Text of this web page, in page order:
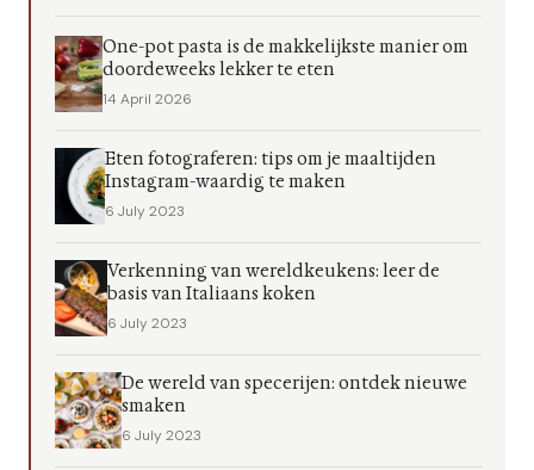
One-pot pasta is de makkelijkste manier om
doordeweeks lekker te eten
14 April 2026
Eten fotograferen: tips om je maaltijden
Instagram-waardig te maken
6 July 2023
Verkenning van wereldkeukens: leer de
basis van Italiaans koken
6 July 2023
De wereld van specerijen: ontdek nieuwe
smaken
6 July 2023